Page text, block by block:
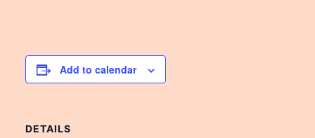
Add to calendar
DETAILS